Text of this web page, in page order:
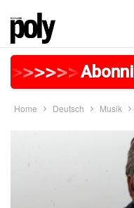
>>>>>>>>>>
Home Deutsch Musik